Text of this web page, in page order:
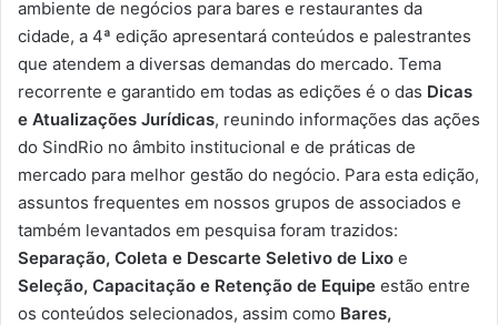
ambiente de negócios para bares e restaurantes da
cidade, a 4ª edição apresentará conteúdos e palestrantes
que atendem a diversas demandas do mercado. Tema
recorrente e garantido em todas as edições é o das Dicas
e Atualizações Jurídicas, reunindo informações das ações
do SindRio no âmbito institucional e de práticas de
mercado para melhor gestão do negócio. Para esta edição,
assuntos frequentes em nossos grupos de associados e
também levantados em pesquisa foram trazidos:
Separação, Coleta e Descarte Seletivo de Lixo e
Seleção, Capacitação e Retenção de Equipe estão entre
os conteúdos selecionados, assim como Bares,